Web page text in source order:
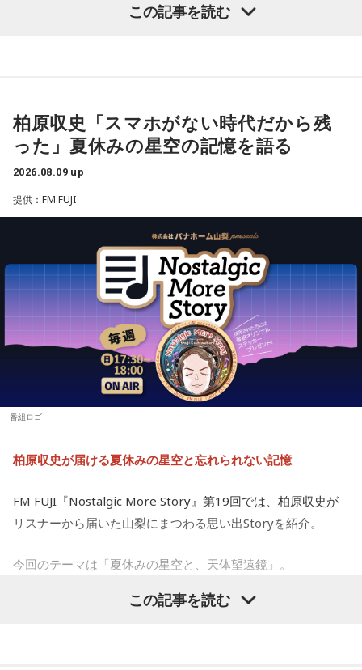
が、彼らはまだ『真のカリスマ』には辿り着けていないと言
リスマを生成し、見事な『カリスマチャージ』を蓄積させて
いく。チャージの先にあるものとは……!?
これはカリスマたちの物語です。
【新番組概要】
■番組名： 『めちゃめちゃカリスマなラジオ』
■放送日時： 2026年秋 ※放送日時詳細は後日発表
■出演： 小野友樹、山中真尋、福原かつみ、細田健太、日向
朔公、大河元気、橋詰知久
■メールアドレス： charisma@joqr.net
■番組ハッシュタグ： #カリラジ
■QloveR番組ページ： https://qlover.jp/charisma ※月額
【6位】牡牛座（おうし座）
【7位】天秤座（てんびん座）
慌ただしい一日になりそうですが、忙しいほど輝けそう。汗
ろな会話をするようですが、お互いの人柄を深く理解できる
ことでしょう。
【8位】獅子座（しし座）
目標やゴールを決めて、そこまでの道のりを計画していくと
◎。冷静に判断し行動できると、自分が求めているものに近
づけるようです。先輩などの話に耳を傾けるのも良いでしょ
【9位】牡羊座（おひつじ座）
他者に期待しすぎず、何かやってくれたことに対して喜べる
と上手くいきそう。自分の心のあり方や時間の使い方を見直
してみて。仕事場などの掃除をすれば集中力がアップできる
ようです。
映画や音楽など、芸術表現に触れると心が癒されていくよう
う。今日は、日ごろからお世話になっている人や大切な人と
の時間を大切にしてみて。
いろいろ気になってくるようなので、「無」になれるような
時間を作りましょう。ちょっと手抜きをしたり、昼寝をして
みたり。頑張りすぎないことも大切なようです。家族や友人
子どもの頃に見上げた夜空、友達と過ごした時間、そして大
今回紹介されたのは、ラジオネーム「雪見だいふく」さんか
ら届いたStory。
子どもの頃、甲府市愛宕町にある県立科学館へ通い、プラネ
小学4年生の頃、隣の席だった友人K君から「誕生日に天体望
遠鏡を買ってもらったから、夏休みに泊まりにおいでよ」と
誘われたことが、大切な記憶として残っているそうです。
友人たちと夜更かしをしながら、大きな天体望遠鏡で眺めた
ら星について話すK君の姿は、今でも忘れられない光景だと語
スマホがない時代だからこそ残った景色
その後、K君のお父さんに連れて行ってもらった清里で見た星
この記事を読む
柏原収史「スマホがない時代だから残
った」夏休みの星空の記憶を語る
2026.08.09 up
提供：FM FUJI
番組ロゴ
柏原収史が届ける夏休みの星空と忘れられない記憶
FM FUJI『Nostalgic More Story』第19回では、柏原収史が
リスナーから届いた山梨にまつわる思い出Storyを紹介。
今回のテーマは「夏休みの星空と、天体望遠鏡」。
子どもの頃に見上げた夜空、友達と過ごした時間、そして大
この記事を読む